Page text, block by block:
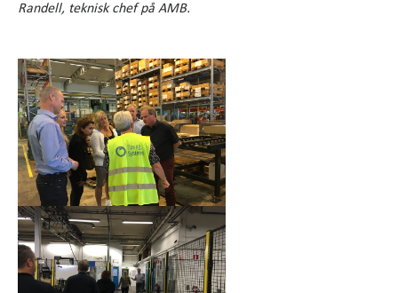
Randell, teknisk chef på AMB.